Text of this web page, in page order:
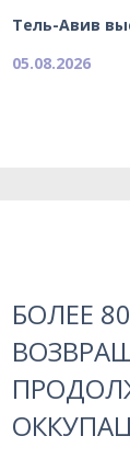
Тель-Авив
05.08.2026
БОЛЕЕ